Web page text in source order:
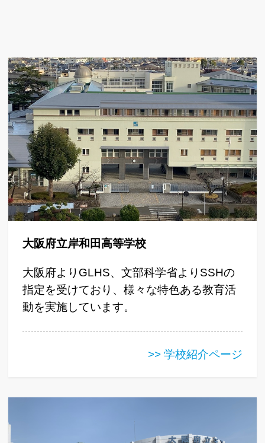
大阪府立岸和田高等学校
大阪府よりGLHS、文部科学省よりSSHの
指定を受けており、様々な特色ある教育活
動を実施しています。
>> 学校紹介ページ